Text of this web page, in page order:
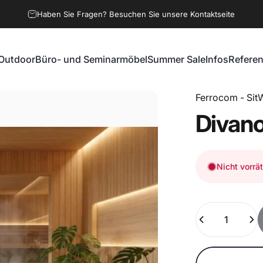
Haben Sie Fragen? Besuchen Sie unsere Kontaktseite
Büro- und SeminarmöbelSummer SaleInfos
Ferrocom -
Nicht
Anzahl